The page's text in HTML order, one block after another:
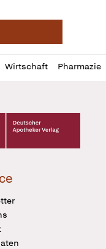
Wirtschaft Pharmazie
Apotheker Verlag